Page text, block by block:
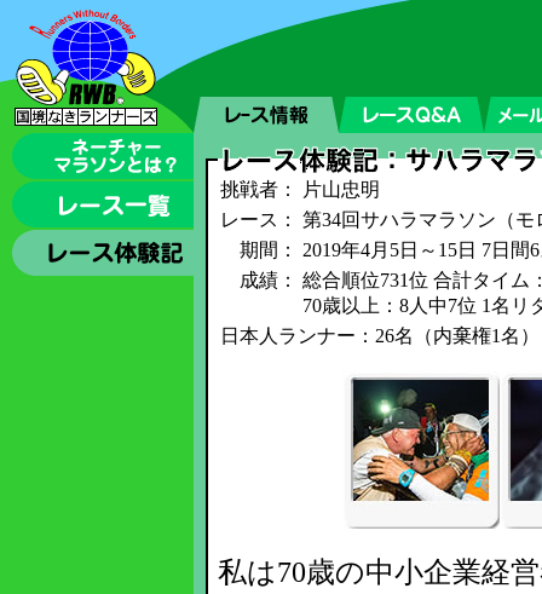
挑戦者：
片山忠明
レース：
第34回サハラマラソン（モ
期間：
2019年4月5日～15日 7日
成績：
総合順位731位 合計タイム
70歳以上：8人中7位 1名リ
日本人ランナー：26名（内棄権1名）
私は70歳の中小企業経